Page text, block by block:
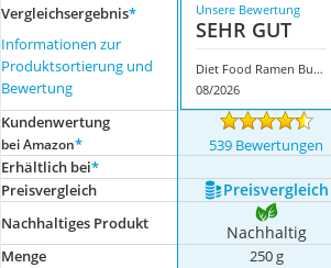
Vergleichsergebnis*
Informationen zur
Produktsortierung und
Bewertung
Unsere Bewertung
SEHR GUT
Diet Food Ramen Buchweizen
08/2026
Kundenwertung
bei Amazon* 539 Bewertungen
Erhältlich bei*
Preis­vergleich
Preis­vergleich
Nachhaltiges Produkt Nachhaltig
Menge 250 g